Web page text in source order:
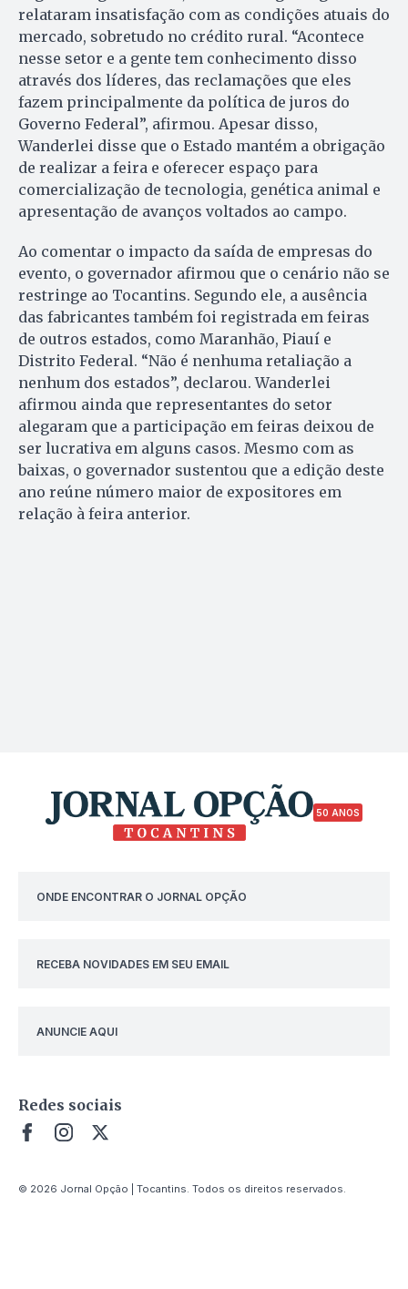
relataram insatisfação com as condições atuais do
mercado, sobretudo no crédito rural. “Acontece
nesse setor e a gente tem conhecimento disso
através dos líderes, das reclamações que eles
fazem principalmente da política de juros do
Governo Federal”, afirmou. Apesar disso,
Wanderlei disse que o Estado mantém a obrigação
de realizar a feira e oferecer espaço para
comercialização de tecnologia, genética animal e
apresentação de avanços voltados ao campo.
Ao comentar o impacto da saída de empresas do
evento, o governador afirmou que o cenário não se
restringe ao Tocantins. Segundo ele, a ausência
das fabricantes também foi registrada em feiras
de outros estados, como Maranhão, Piauí e
Distrito Federal. “Não é nenhuma retaliação a
nenhum dos estados”, declarou. Wanderlei
afirmou ainda que representantes do setor
alegaram que a participação em feiras deixou de
ser lucrativa em alguns casos. Mesmo com as
baixas, o governador sustentou que a edição deste
ano reúne número maior de expositores em
relação à feira anterior.
50 ANOS
ONDE ENCONTRAR O JORNAL OPÇÃO
RECEBA NOVIDADES EM SEU EMAIL
ANUNCIE AQUI
Redes sociais
© 2026 Jornal Opção | Tocantins. Todos os direitos reservados.